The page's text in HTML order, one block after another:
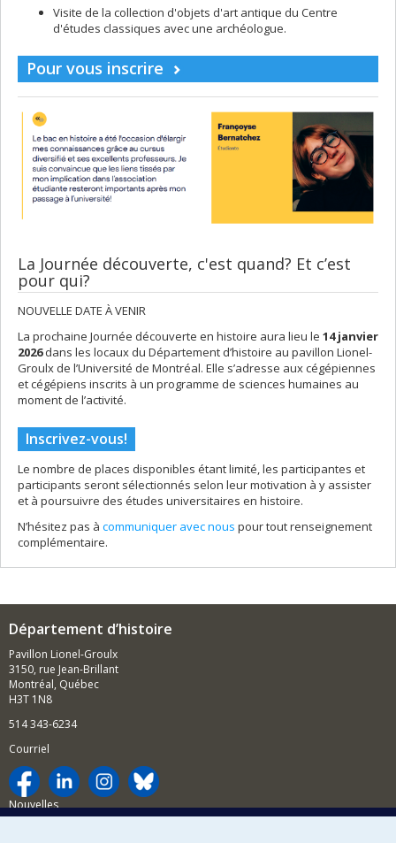
Visite de la collection d'objets d'art antique du Centre
d'études classiques avec une archéologue.
Pour vous inscrire
La Journée découverte, c'est quand? Et c’est
pour qui?
NOUVELLE DATE À VENIR
La prochaine Journée découverte en histoire aura lieu le 14 janvier
2026dans les locaux du Département d’histoire au pavillon Lionel-
Groulx de l’Université de Montréal. Elle s’adresse aux cégépiennes
et cégépiens inscrits à un programme de sciences humaines au
moment de l’activité.
Inscrivez-vous!
Le nombre de places disponibles étant limité, les participantes et
participants seront sélectionnés selon leur motivation à y assister
et à poursuivre des études universitaires en histoire.
N’hésitez pas à communiquer avec nous pour tout renseignement
complémentaire.
Département d’histoire
Pavillon Lionel-Groulx
3150, rue Jean-Brillant
Montréal, Québec
H3T 1N8
514 343-6234
Courriel
Nouvelles